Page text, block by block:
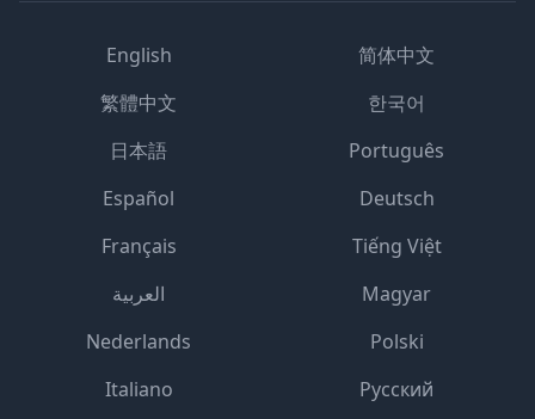
English
简体中文
繁體中文
한국어
日本語
Português
Español
Deutsch
Français
Tiếng Việt
العربية
Magyar
Nederlands
Polski
Italiano
Русский